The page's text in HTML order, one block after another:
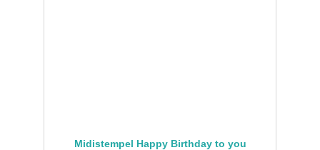
Midistempel Happy Birthday to you